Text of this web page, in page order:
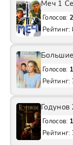
Меч 1
Голосов:
Рейтинг:
Голосов:
Рейтинг:
Голосов:
Рейтинг: